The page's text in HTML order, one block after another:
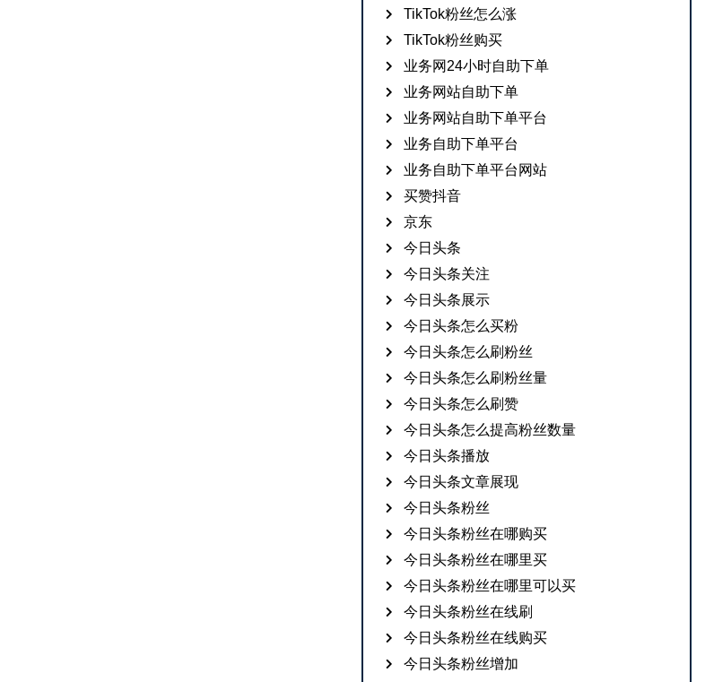
TikTok粉丝怎么涨
TikTok粉丝购买
业务网24小时自助下单
业务网站自助下单
业务网站自助下单平台
业务自助下单平台
业务自助下单平台网站
买赞抖音
京东
今日头条
今日头条关注
今日头条展示
今日头条怎么买粉
今日头条怎么刷粉丝
今日头条怎么刷粉丝量
今日头条怎么刷赞
今日头条怎么提高粉丝数量
今日头条播放
今日头条文章展现
今日头条粉丝
今日头条粉丝在哪购买
今日头条粉丝在哪里买
今日头条粉丝在哪里可以买
今日头条粉丝在线刷
今日头条粉丝在线购买
今日头条粉丝增加